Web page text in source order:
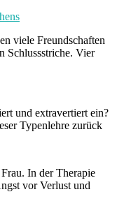
viele Freundschaften
Schlussstriche. Vier
und extravertiert ein?
Typenlehre zurück
In der Therapie
vor Verlust und